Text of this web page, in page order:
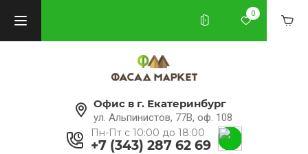
0
Офис в г. Екатеринбург
ул. Альпинистов, 77В, оф. 108
Пн-Пт с 10:00 до 18:00
+7 (343) 287 62 69